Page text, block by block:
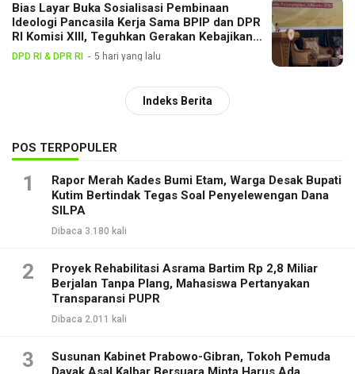
Bias Layar Buka Sosialisasi Pembinaan
Ideologi Pancasila Kerja Sama BPIP dan DPR
RI Komisi XIII, Teguhkan Gerakan Kebajikan
Pancasila di Tengah Masyarakat
DPD RI & DPR RI 5 hari yang lalu
Indeks Berita
POS TERPOPULER
1
Rapor Merah Kades Bumi Etam, Warga Desak Bupati
Kutim Bertindak Tegas Soal Penyelewengan Dana
SILPA
Dibaca 3.180 kali
2
Proyek Rehabilitasi Asrama Bartim Rp 2,8 Miliar
Berjalan Tanpa Plang, Mahasiswa Pertanyakan
Transparansi PUPR
Dibaca 2.011 kali
3
Susunan Kabinet Prabowo-Gibran, Tokoh Pemuda